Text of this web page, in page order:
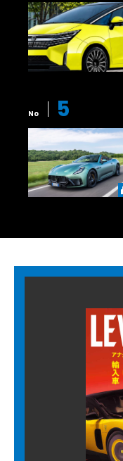
No 5